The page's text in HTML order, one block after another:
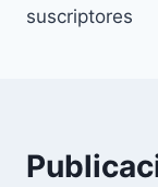
suscriptores